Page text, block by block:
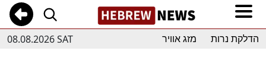
08.08.2026 SAT הדלקת נרות מזג אוויר